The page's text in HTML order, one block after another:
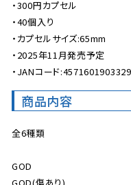
・300円カプセル
・40個入り
・カプセルサイズ:65mm
・2025年11月発売予定
・JANコード:4571601903329
商品内容
全6種類
GOD